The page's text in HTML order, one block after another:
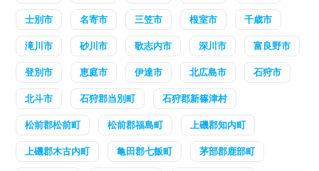
士別市 名寄市 三笠市 根室市 千歳市
滝川市 砂川市 歌志内市 深川市 富良野市
登別市 恵庭市 伊達市 北広島市 石狩市
北斗市 石狩郡当別町 石狩郡新篠津村
松前郡松前町 松前郡福島町 上磯郡知内町
上磯郡木古内町 亀田郡七飯町 茅部郡鹿部町